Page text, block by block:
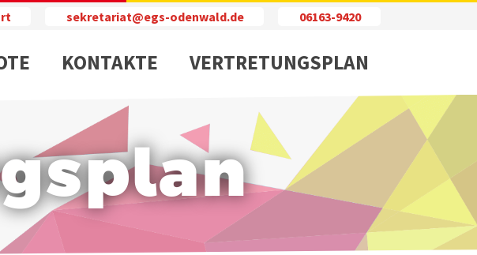
sekretariat@egs-odenwald.de 06163-9420
KONTAKTE VERTRETUNGSPLAN